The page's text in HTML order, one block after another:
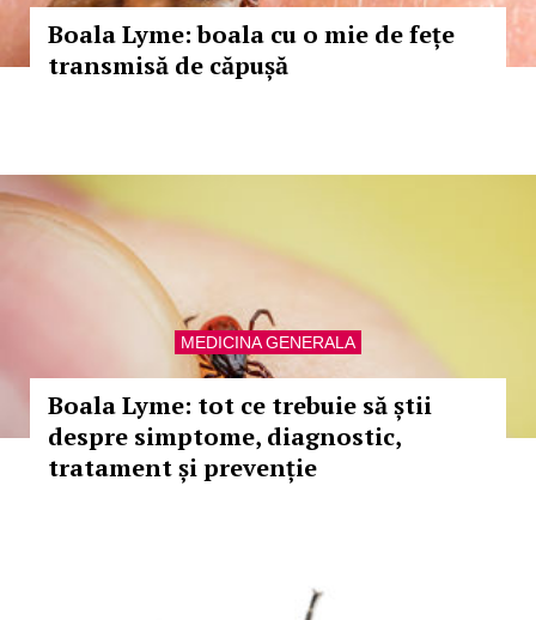
Boala Lyme: boala cu o mie de fețe
transmisă de căpușă
MEDICINA GENERALA
Boala Lyme: tot ce trebuie să știi
despre simptome, diagnostic,
tratament și prevenție